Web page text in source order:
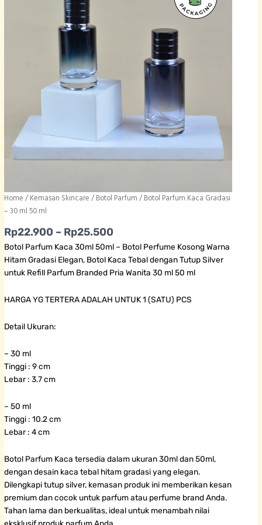
Home /Kemasan Skincare /Botol Parfum / Botol Parfum Kaca Gradasi
– 30 ml 50 ml
Rp22.900 – Rp25.500
Botol Parfum Kaca 30ml 50ml – Botol Perfume Kosong Warna
Hitam Gradasi Elegan, Botol Kaca Tebal dengan Tutup Silver
untuk Refill Parfum Branded Pria Wanita 30 ml 50 ml
HARGA YG TERTERA ADALAH UNTUK 1 (SATU) PCS
Detail Ukuran:
– 30 ml
Tinggi : 9 cm
Lebar : 3.7 cm
– 50 ml
Tinggi : 10.2 cm
Lebar : 4 cm
Botol Parfum Kaca tersedia dalam ukuran 30ml dan 50ml,
dengan desain kaca tebal hitam gradasi yang elegan.
Dilengkapi tutup silver, kemasan produk ini memberikan kesan
premium dan cocok untuk parfum atau perfume brand Anda.
Tahan lama dan berkualitas, ideal untuk menambah nilai
eksklusif produk parfum Anda.